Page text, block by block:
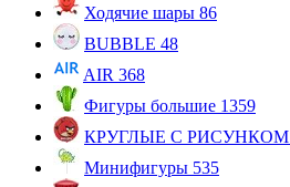
Ходячие шары 86
BUBBLE 48
AIR 368
Фигуры большие 1359
КРУГЛЫЕ С РИСУНКОМ
Минифигуры 535